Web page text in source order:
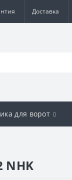
Доставка
для ворот
NHK